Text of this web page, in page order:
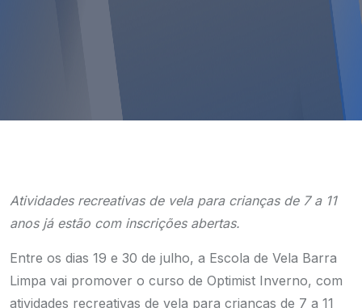
Atividades recreativas de vela para crianças de 7 a 11
anos já estão com inscrições abertas.
Entre os dias 19 e 30 de julho, a Escola de Vela Barra
Limpa vai promover o curso de Optimist Inverno, com
atividades recreativas de vela para crianças de 7 a 11